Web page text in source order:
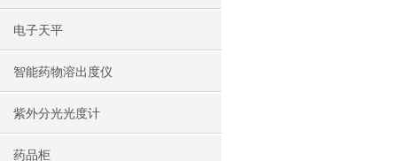
电子天平
智能药物溶出度仪
紫外分光光度计
药品柜